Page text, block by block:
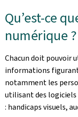
Qu’est-ce
numérique ?
Chacun doit pouvoir
informations
notamment les
utilisant des logiciels
: handicaps visuels,